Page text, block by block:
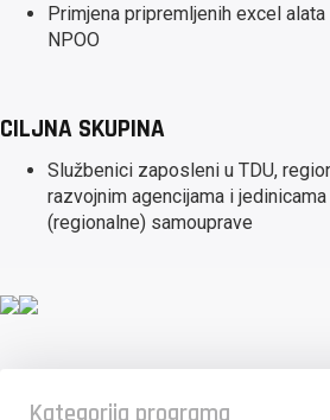
Kategorija programa
Primjena pripremljenih excel
NPOO
CILJNA SKUPINA
Službenici zaposleni u TDU,
razvojnim agencijama i
(regionalne) samouprave